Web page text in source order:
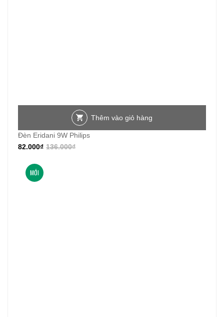
Thêm vào giỏ hàng
Đèn Eridani 9W Philips
136.000₫
82.000₫
MỚI